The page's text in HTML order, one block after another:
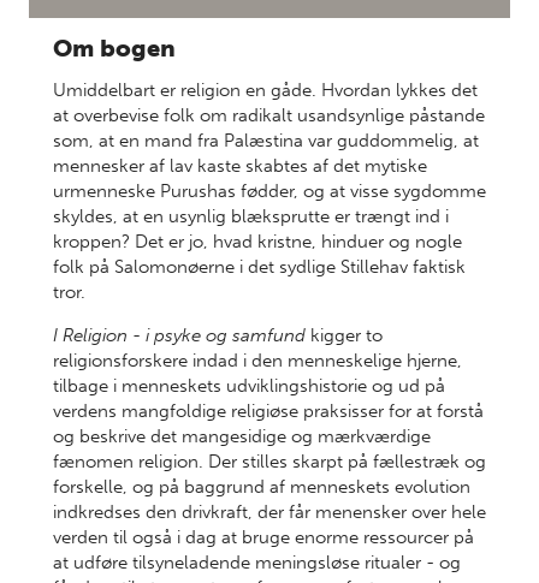
Om bogen
Umiddelbart er religion en gåde. Hvordan lykkes det
at overbevise folk om radikalt usandsynlige påstande
som, at en mand fra Palæstina var guddommelig, at
mennesker af lav kaste skabtes af det mytiske
urmenneske Purushas fødder, og at visse sygdomme
skyldes, at en usynlig blæksprutte er trængt ind i
kroppen? Det er jo, hvad kristne, hinduer og nogle
folk på Salomonøerne i det sydlige Stillehav faktisk
tror.
I Religion - i psyke og samfund kigger to
religionsforskere indad i den menneskelige hjerne,
tilbage i menneskets udviklingshistorie og ud på
verdens mangfoldige religiøse praksisser for at forstå
og beskrive det mangesidige og mærkværdige
fænomen religion. Der stilles skarpt på fællestræk og
forskelle, og på baggrund af menneskets evolution
indkredses den drivkraft, der får menensker over hele
verden til også i dag at bruge enorme ressourcer på
at udføre tilsyneladende meningsløse ritualer - og